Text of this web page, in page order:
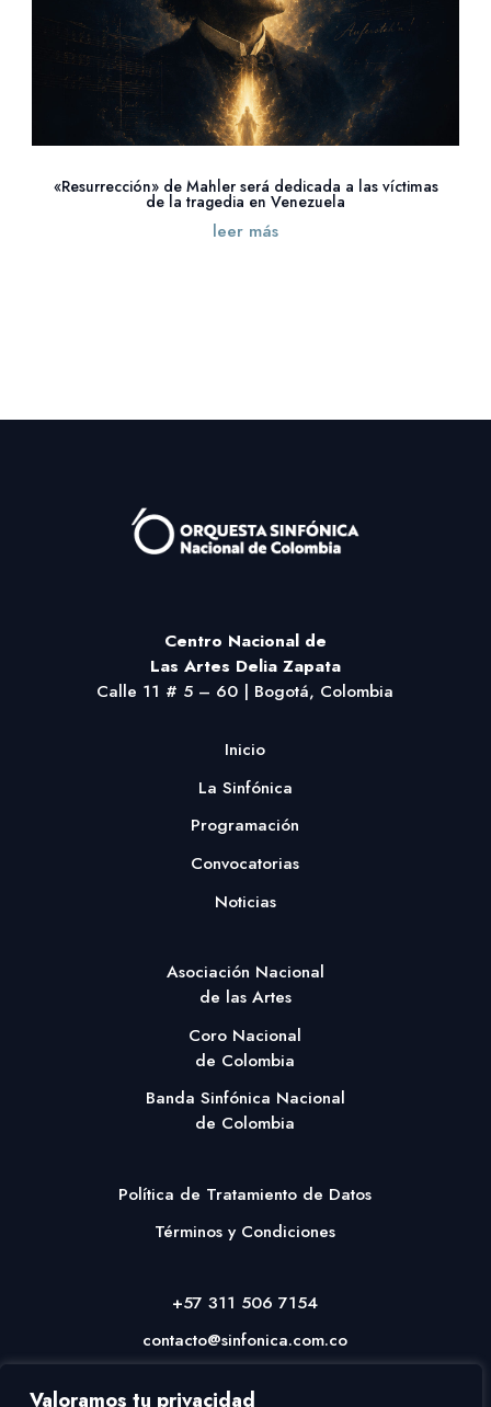
Valoramos tu privacidad
«Resurrección» de Mahler será dedicada a las víctimas
de la tragedia en Venezuela
leer más
Centro Nacional de
Las Artes Delia Zapata
Calle 11 # 5 – 60 | Bogotá, Colombia
Inicio
La Sinfónica
Programación
Convocatorias
Noticias
Asociación Nacional
de las Artes
Coro Nacional
de Colombia
Banda Sinfónica Nacional
de Colombia
Política de Tratamiento de Datos
Términos y Condiciones
+57 311 506 7154
contacto@sinfonica.com.co